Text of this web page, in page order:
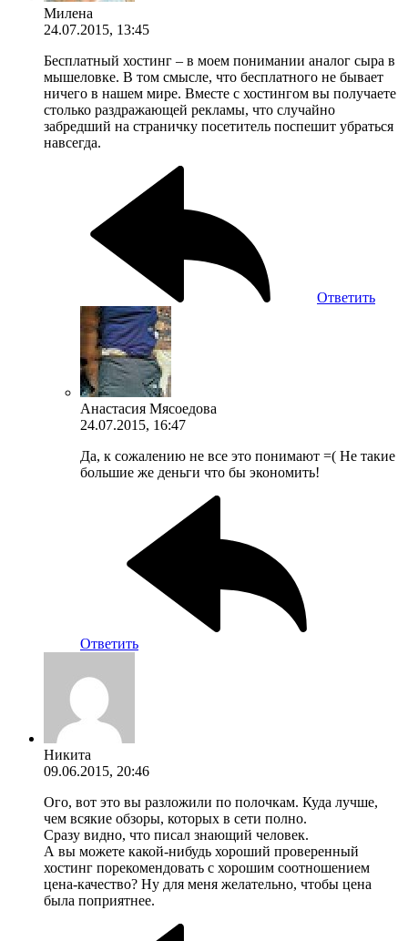
Милена
24.07.2015, 13:45
Бесплатный хостинг – в моем понимании аналог сыра в
мышеловке. В том смысле, что бесплатного не бывает
ничего в нашем мире. Вместе с хостингом вы получаете
столько раздражающей рекламы, что случайно
забредший на страничку посетитель поспешит убраться
навсегда.
Ответить
Анастасия Мясоедова
24.07.2015, 16:47
Да, к сожалению не все это понимают =( Не такие
большие же деньги что бы экономить!
Ответить
Никита
09.06.2015, 20:46
Ого, вот это вы разложили по полочкам. Куда лучше,
чем всякие обзоры, которых в сети полно.
Сразу видно, что писал знающий человек.
А вы можете какой-нибудь хороший проверенный
хостинг порекомендовать с хорошим соотношением
цена-качество? Ну для меня желательно, чтобы цена
была поприятнее.